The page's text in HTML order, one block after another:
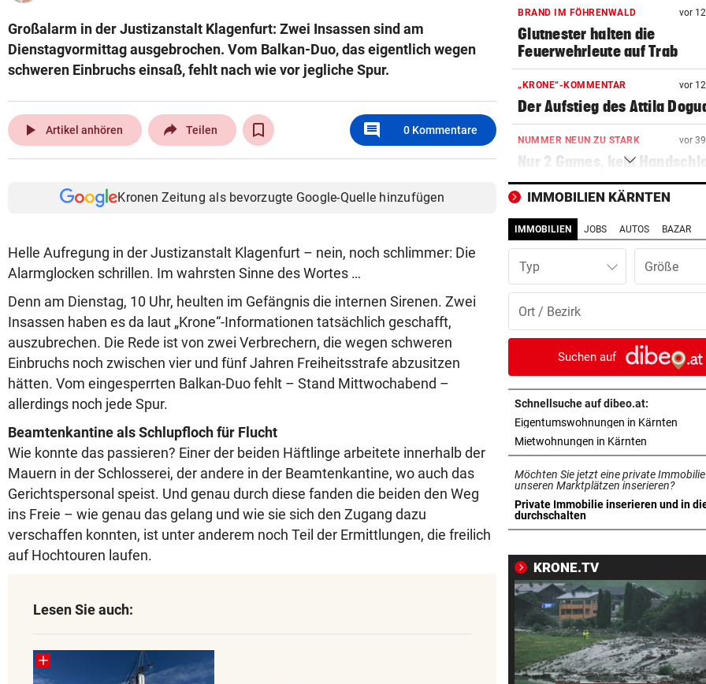
Großalarm in der Justizanstalt Klagenfurt: Zwei Insassen sind am
Dienstagvormittag ausgebrochen. Vom Balkan-Duo, das eigentlich wegen
schweren Einbruchs einsaß, fehlt nach wie vor jegliche Spur.
play_arrow Artikel anhören Teilen comment 0 Kommentare
Kronen Zeitung als bevorzugte Google-Quelle hinzufügen
Helle Aufregung in der Justizanstalt Klagenfurt – nein, noch schlimmer: Die
Alarmglocken schrillen. Im wahrsten Sinne des Wortes …
Denn am Dienstag, 10 Uhr, heulten im Gefängnis die internen Sirenen. Zwei
Insassen haben es da laut „Krone“-Informationen tatsächlich geschafft,
auszubrechen. Die Rede ist von zwei Verbrechern, die wegen schweren
Einbruchs noch zwischen vier und fünf Jahren Freiheitsstrafe abzusitzen
hätten. Vom eingesperrten Balkan-Duo fehlt – Stand Mittwochabend –
allerdings noch jede Spur.
Beamtenkantine als Schlupfloch für Flucht
Wie konnte das passieren? Einer der beiden Häftlinge arbeitete innerhalb der
Mauern in der Schlosserei, der andere in der Beamtenkantine, wo auch das
Gerichtspersonal speist. Und genau durch diese fanden die beiden den Weg
ins Freie – wie genau das gelang und wie sie sich den Zugang dazu
verschaffen konnten, ist unter anderem noch Teil der Ermittlungen, die freilich
auf Hochtouren laufen.
Lesen Sie auch:
BRAND IM FÖHRENWALD vor
Glutnester halten die
Feuerwehrleute auf Trab
„KRONE“-KOMMENTAR vor
Der Aufstieg des Attila
NUMMER NEUN ZU STARK vor
Nur 2 Games, kein
Potapova geht unter
Ski-Paukenschlag: Verband
„nicht vorbeireitet“
DANK ENERGIE VON BANK vor
Rapid: „Plan“ ging auf –
STRENGES KONZEPT vor
Neustifter Kirtag: So soll
sicher bleiben
„KRONE“-KOMMENTAR
So treiben sie Republik und
blaue Hände
BUNDESLIGA IM TICKER vor
SCR Altach gegen WSG Tirol
„KRONE“ VOR ORT
Polizeianhaltezentrum: Leiter
entkräftet Kritik
IN MÖRBISCH vor
Treffen Sie die
IMMOBILIEN KÄRNTEN
IMMOBILIEN JOBS AUTOS BAZAR
Typ
Suchen auf
Schnellsuche auf dibeo.at:
Eigentumswohnungen in Kärnten
Mietwohnungen in Kärnten
Möchten Sie jetzt eine private
unseren Marktplätzen inserieren?
Private Immobilie inserieren und in
durchschalten
in neuem Tab öffnen
KRONE.TV